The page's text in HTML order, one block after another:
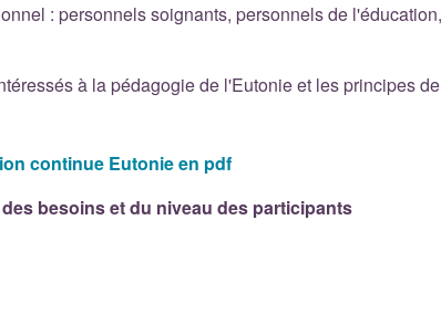
: personnels soignants, personnels de
à la pédagogie de l'Eutonie et les principes
continue Eutonie en pdf
besoins et du niveau des participants